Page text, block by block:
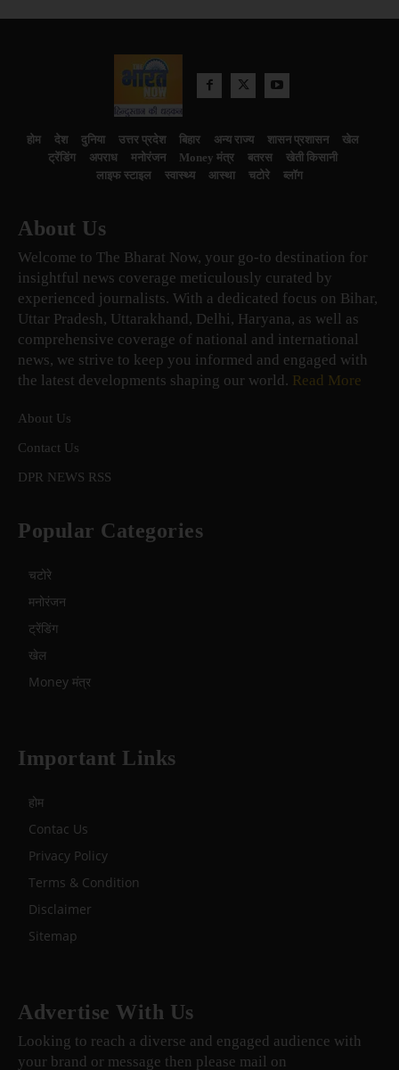
होम देश दुनिया उत्तर प्रदेश बिहार अन्य राज्य शासन प्रशासन
खेल
ट्रेंडिंग
अपराध मनोरंजन Money मंत्र बतरस
खेती किसानी
लाइफ स्टाइल
स्वास्थ्य आस्था चटोरे ब्लॉग
About Us
Welcome to The Bharat Now, your go-to destination for
insightful news coverage meticulously curated by
experienced journalists. With a dedicated focus on Bihar,
Uttar Pradesh, Uttarakhand, Delhi, Haryana, as well as
comprehensive coverage of national and international
news, we strive to keep you informed and engaged with
the latest developments shaping our world. Read More
About Us
Contact Us
DPR NEWS RSS
Popular Categories
चटोरे
मनोरंजन
ट्रेंडिंग
खेल
Money मंत्र
Important Links
होम
Contac Us
Privacy Policy
Terms & Condition
Disclaimer
Sitemap
Advertise With Us
Looking to reach a diverse and engaged audience with
your brand or message then please mail on